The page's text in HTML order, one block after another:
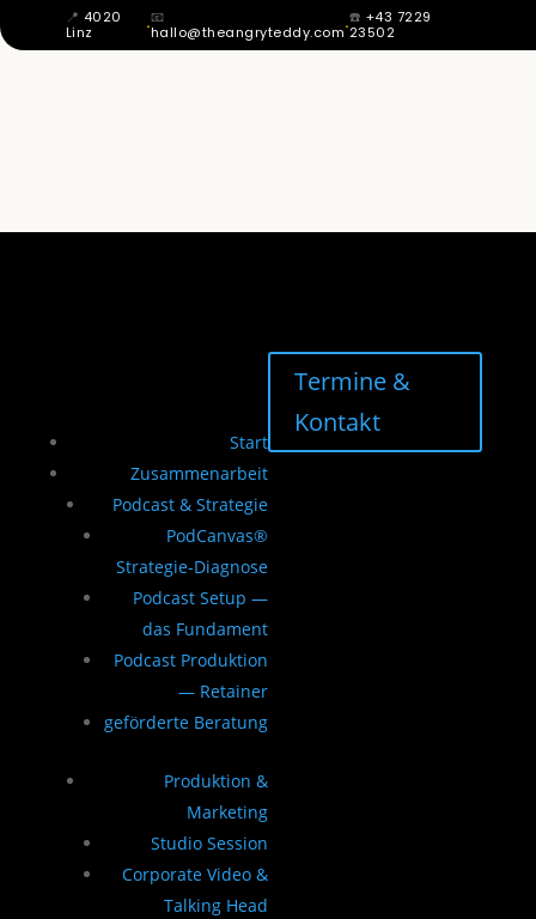
📍 4020
Linz
·📧
hallo@theangryteddy.com·☎️ +43 7229
23502
Start
Zusammenarbeit
Podcast & Strategie
PodCanvas®
Strategie-Diagnose
Podcast Setup —
das Fundament
Podcast Produktion
— Retainer
geförderte Beratung
Produktion &
Marketing
Studio Session
Corporate Video &
Talking Head
Termine &
Kontakt